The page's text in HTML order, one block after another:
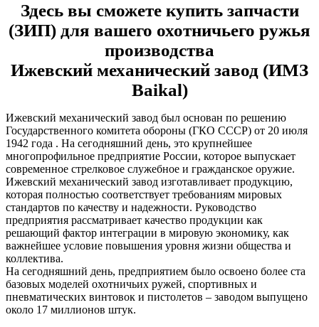
Здесь вы сможете купить запчасти
(ЗИП) для вашего охотничьего ружья
производства
Ижевский механический завод (ИМЗ
Baikal)
Ижевский механический завод был основан по решению
Государственного комитета обороны (ГКО СССР) от 20 июля
1942 года . На сегодняшний день, это крупнейшее
многопрофильное предприятие России, которое выпускает
современное стрелковое служебное и гражданское оружие.
Ижевский механический завод изготавливает продукцию,
которая полностью соответствует требованиям мировых
стандартов по качеству и надежности. Руководство
предприятия рассматривает качество продукции как
решающий фактор интеграции в мировую экономику, как
важнейшее условие повышения уровня жизни общества и
коллектива.
На сегодняшний день, предприятием было освоено более ста
базовых моделей охотничьих ружей, спортивных и
пневматических винтовок и пистолетов – заводом выпущено
около 17 миллионов штук.